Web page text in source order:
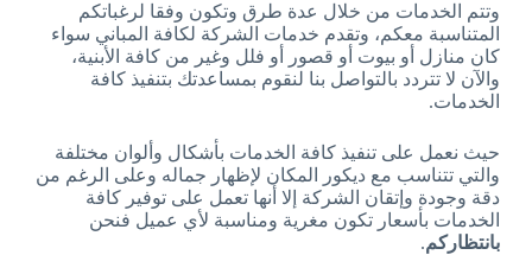
وتتم الخدمات من خلال عدة طرق وتكون وفقا لرغباتكم
المتناسبة معكم، وتقدم خدمات الشركة لكافة المباني سواء
كان منازل أو بيوت أو قصور أو فلل وغير من كافة الأبنية،
والآن لا تتردد بالتواصل بنا لنقوم بمساعدتك بتنفيذ كافة
الخدمات.
حيث نعمل على تنفيذ كافة الخدمات بأشكال وألوان مختلفة
والتي تتناسب مع ديكور المكان لإظهار جماله وعلى الرغم من
دقة وجودة وإتقان الشركة إلا أنها تعمل على توفير كافة
الخدمات بأسعار تكون مغرية ومناسبة لأي عميل فنحن
بانتظاركم.